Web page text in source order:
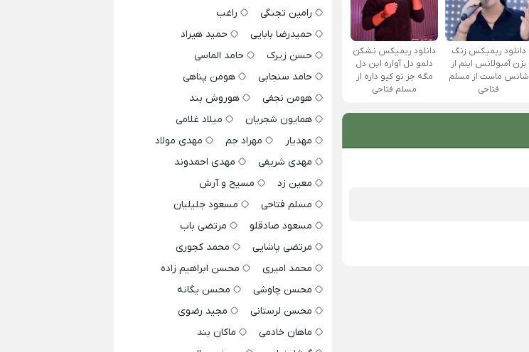
دانلود ریمیکس زنگ
بزن آمبولانس اینم از
شانس ماست از مسلم
فتاحی
دانلود ریمیکس نشکن
دلمو دل آواره این دل
مگه جز تو کیو داره از
مسلم فتاحی
رامین تجنگی
راغب
حمیدرضا بابایی
حمید هیراد
حسن زیرک
حامد الماسی
حامد سنجابی
هومن پناهی
هومن نجفی
هوروش بند
همایون شجریان
میلاد غلامی
مهدیار
مهراد جم
مهدی مولاد
مهدی شریفی
مهدی احمدوند
معین زد
مسیح و آرش
مسلم فتاحی
مسعود جلیلیان
مسعود صادقلو
مرتضی باب
مرتضی پاشایی
محمد کجوری
محمد امیری
محسن ابراهیم زاده
محسن چاوشی
محسن یگانه
محسن لرستانی
مجید رضوی
ماهان خادمی
ماکان بند